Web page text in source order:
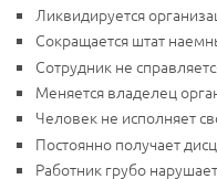
Ликвидируется
Сокращается штат
Сотрудник не
Меняется владелец
Человек не исполняет
Постоянно получает
Работник грубо